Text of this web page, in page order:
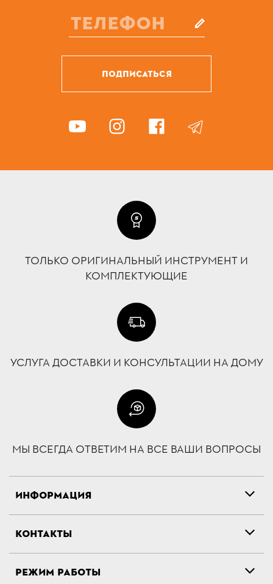
ПОДПИСАТЬСЯ
ТОЛЬКО ОРИГИНАЛЬНЫЙ ИНСТРУМЕНТ И
КОМПЛЕКТУЮЩИЕ
УСЛУГА ДОСТАВКИ И КОНСУЛЬТАЦИИ НА ДОМУ
МЫ ВСЕГДА ОТВЕТИМ НА ВСЕ ВАШИ ВОПРОСЫ
ИНФОРМАЦИЯ
КОНТАКТЫ
РЕЖИМ РАБОТЫ